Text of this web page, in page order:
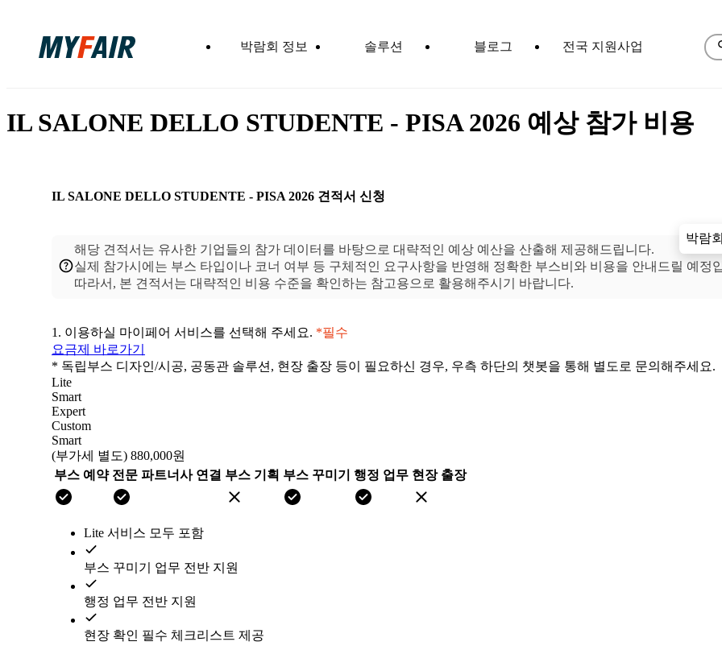
박람회 정보 솔루션 블로그
전국 지원사업
IL SALONE DELLO STUDENTE - PISA 2026 예상 참가 비용
IL SALONE DELLO STUDENTE - PISA 2026 견적서 신청
박람
해당 견적서는 유사한 기업들의 참가 데이터를 바탕으로 대략적인 예상 예산을 산출해 제공해드립니다.
실제 참가시에는 부스 타입이나 코너 여부 등 구체적인 요구사항을 반영해 정확한 부스비와 비용을 안내드릴 예정
1. 이용하실 마이페어 서비스를 선택해 주세요. *필수
요금제 바로가기
* 독립부스 디자인/시공, 공동관 솔루션, 현장 출장 등이 필요하신 경우, 우측 하단의 챗봇을 통해 별도로 문의해주세요.
Lite
Smart
Expert
Custom
Smart
(부가세 별도) 880,000원
부스 예약 전문 파트너사 연결 부스 기획 부스 꾸미기 행정 업무 현장 출장
Lite 서비스 모두 포함
부스 꾸미기 업무 전반 지원
행정 업무 전반 지원
현장 확인 필수 체크리스트 제공